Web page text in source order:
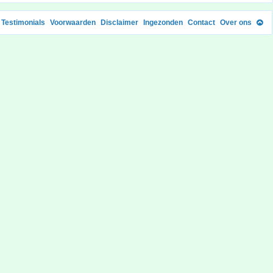
Testimonials Voorwaarden Disclaimer Ingezonden Contact Over ons